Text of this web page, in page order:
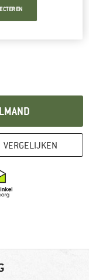
VERGELIJKEN
hier de
hier!